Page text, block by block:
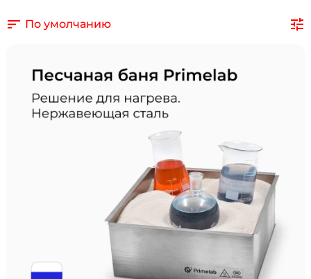
По умолчанию